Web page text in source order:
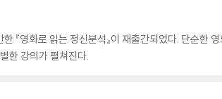
영화로 읽는 정신분석』이 재출간되었다. 단순한
한 강의가 펼쳐진다.